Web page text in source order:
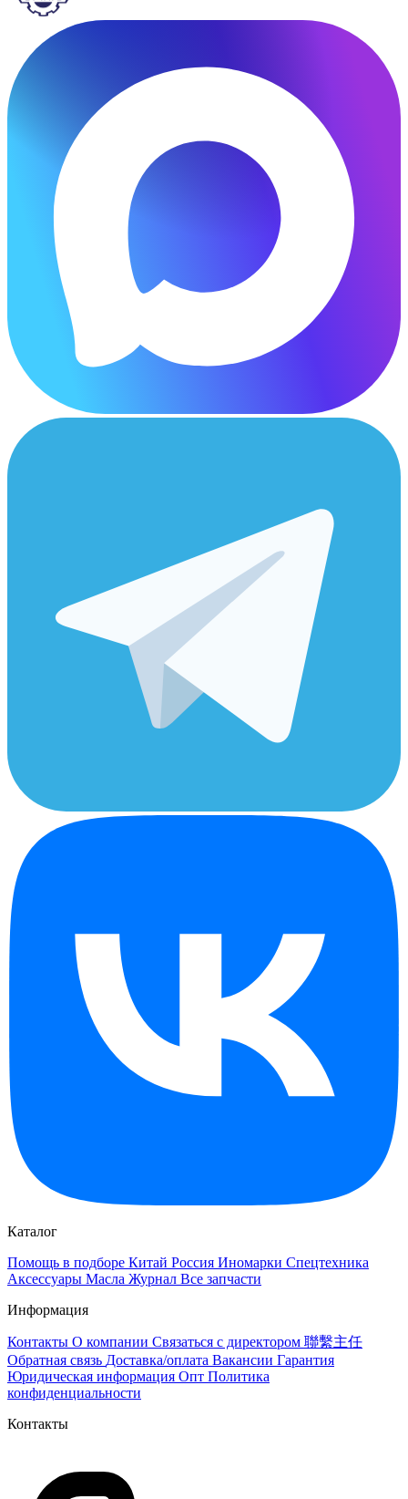
Каталог
Помощь в подборе Китай Россия Иномарки Спецтехника
Аксессуары Масла Журнал Все запчасти
Информация
Контакты О компании Связаться с директором 聯繫主任
Обратная связь Доставка/оплата Вакансии Гарантия
Юридическая информация Опт Политика
конфиденциальности
Контакты